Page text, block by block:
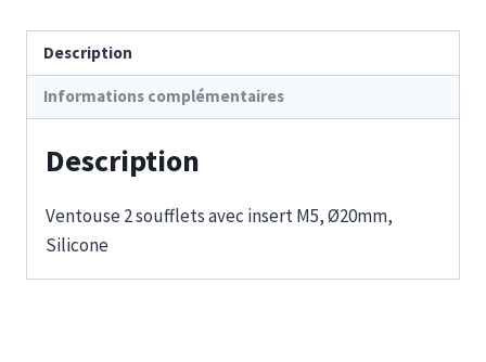
Description
Informations complémentaires
Description
Ventouse 2 soufflets avec insert M5, Ø20mm,
Silicone